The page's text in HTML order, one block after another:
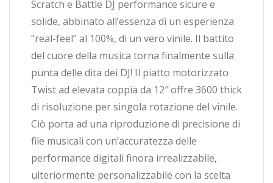
Scratch e Battle DJ performance sicure e
solide, abbinato all’essenza di un esperienza
“real-feel” al 100%, di un vero vinile. Il battito
del cuore della musica torna finalmente sulla
punta delle dita dei DJ! Il piatto motorizzato
Twist ad elevata coppia da 12″ offre 3600 thick
di risoluzione per singola rotazione del vinile.
Ciò porta ad una riproduzione di precisione di
file musicali con un’accuratezza delle
performance digitali finora irrealizzabile,
ulteriormente personalizzabile con la scelta